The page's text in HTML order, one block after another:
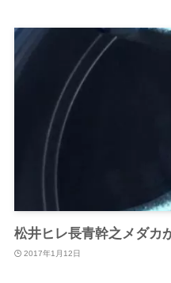
松井ヒレ長青幹之メダカ
2017年1月12日